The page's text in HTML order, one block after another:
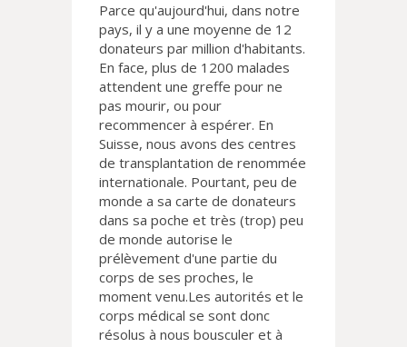
Parce qu'aujourd'hui, dans notre
pays, il y a une moyenne de 12
donateurs par million d'habitants.
En face, plus de 1200 malades
attendent une greffe pour ne
pas mourir, ou pour
recommencer à espérer. En
Suisse, nous avons des centres
de transplantation de renommée
internationale. Pourtant, peu de
monde a sa carte de donateurs
dans sa poche et très (trop) peu
de monde autorise le
prélèvement d'une partie du
corps de ses proches, le
moment venu.Les autorités et le
corps médical se sont donc
résolus à nous bousculer et à